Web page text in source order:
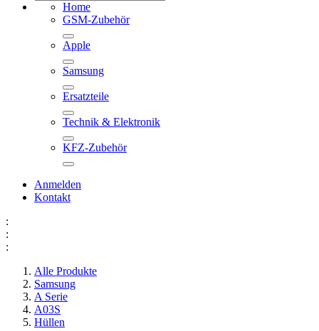
Home
GSM-Zubehör
Apple
Samsung
Ersatzteile
Technik & Elektronik
KFZ-Zubehör
Anmelden
Kontakt
:
:
:
Alle Produkte
Samsung
A Serie
A03S
Hüllen